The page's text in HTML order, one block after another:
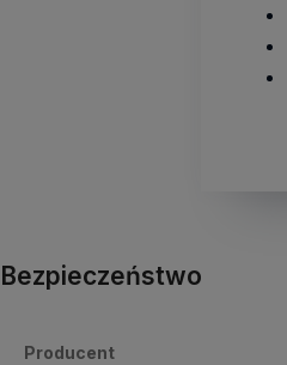
Bezpieczeństwo
Producent